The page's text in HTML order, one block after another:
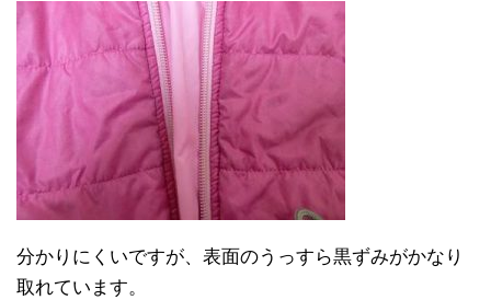
分かりにくいですが、表面のうっすら黒ずみがかなり
取れています。